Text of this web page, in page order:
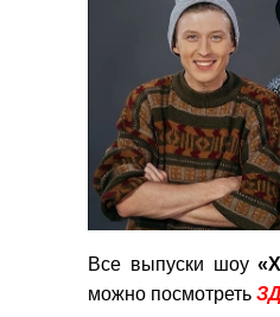
Все выпуски шоу
можно посмотреть